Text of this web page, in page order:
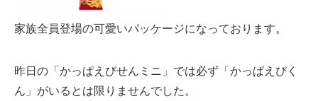
家族全員登場の可愛いパッケージになっております。
昨日の「かっぱえびせんミニ」では必ず「かっぱえびく
ん」がいるとは限りませんでした。